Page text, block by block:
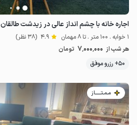
اجاره خانه با چشم انداز عالی در زیدشت طالقان
1 خوابه . 100 متر . تا 8 مهمان 4.9 (38 نظر)
هر شب از 7٬000٬000 تومان
50+ رزرو موفق
مـمـتــــــاز